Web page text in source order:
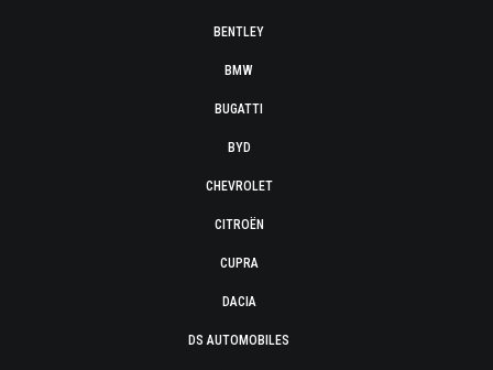
BENTLEY
BMW
BUGATTI
BYD
CHEVROLET
CITROËN
CUPRA
DACIA
DS AUTOMOBILES